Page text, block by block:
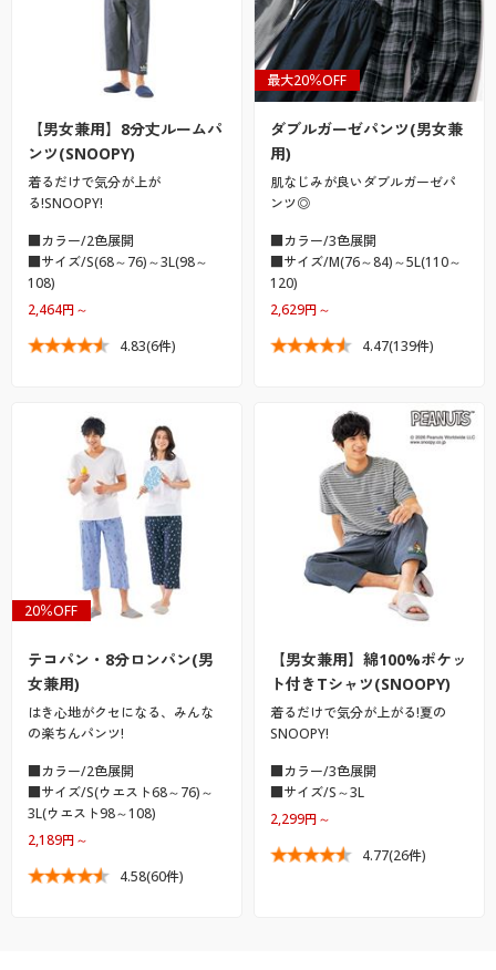
【男女兼用】8分丈ルームパ
ンツ(SNOOPY)
着るだけで気分が上が
る!SNOOPY!
■カラー/2色展開
■サイズ/S(68～76)～3L(98～
108)
2,464円～
4.83(6件)
最大20％OFF
ダブルガーゼパンツ(男女兼
用)
肌なじみが良いダブルガーゼパ
ンツ◎
■カラー/3色展開
■サイズ/M(76～84)～5L(110～
120)
2,629円～
4.47(139件)
20％OFF
テコパン・8分ロンパン(男
女兼用)
はき心地がクセになる、みんな
の楽ちんパンツ!
■カラー/2色展開
■サイズ/S(ウエスト68～76)～
3L(ウエスト98～108)
2,189円～
4.58(60件)
【男女兼用】綿100%ポケッ
ト付きTシャツ(SNOOPY)
着るだけで気分が上がる!夏の
SNOOPY!
■カラー/3色展開
■サイズ/S～3L
2,299円～
4.77(26件)